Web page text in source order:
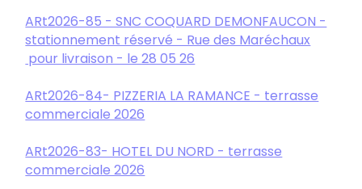
ARt2026-85 - SNC COQUARD DEMONFAUCON -
stationnement réservé - Rue des Maréchaux
pour livraison - le 28 05 26
ARt2026-84- PIZZERIA LA RAMANCE - terrasse
commerciale 2026
ARt2026-83- HOTEL DU NORD - terrasse
commerciale 2026